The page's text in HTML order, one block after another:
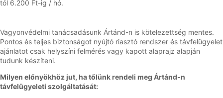
tól 6.200 Ft-ig / hó.
Vagyonvédelmi tanácsadásunk Ártánd-n is kötelezettség mentes.
Pontos és teljes biztonságot nyújtó riasztó rendszer és távfelügyelet
ajánlatot csak helyszíni felmérés vagy kapott alaprajz alapján
tudunk készíteni.
Milyen előnyökhöz jut, ha tőlünk rendeli meg Ártánd-n
távfelügyeleti szolgáltatását: